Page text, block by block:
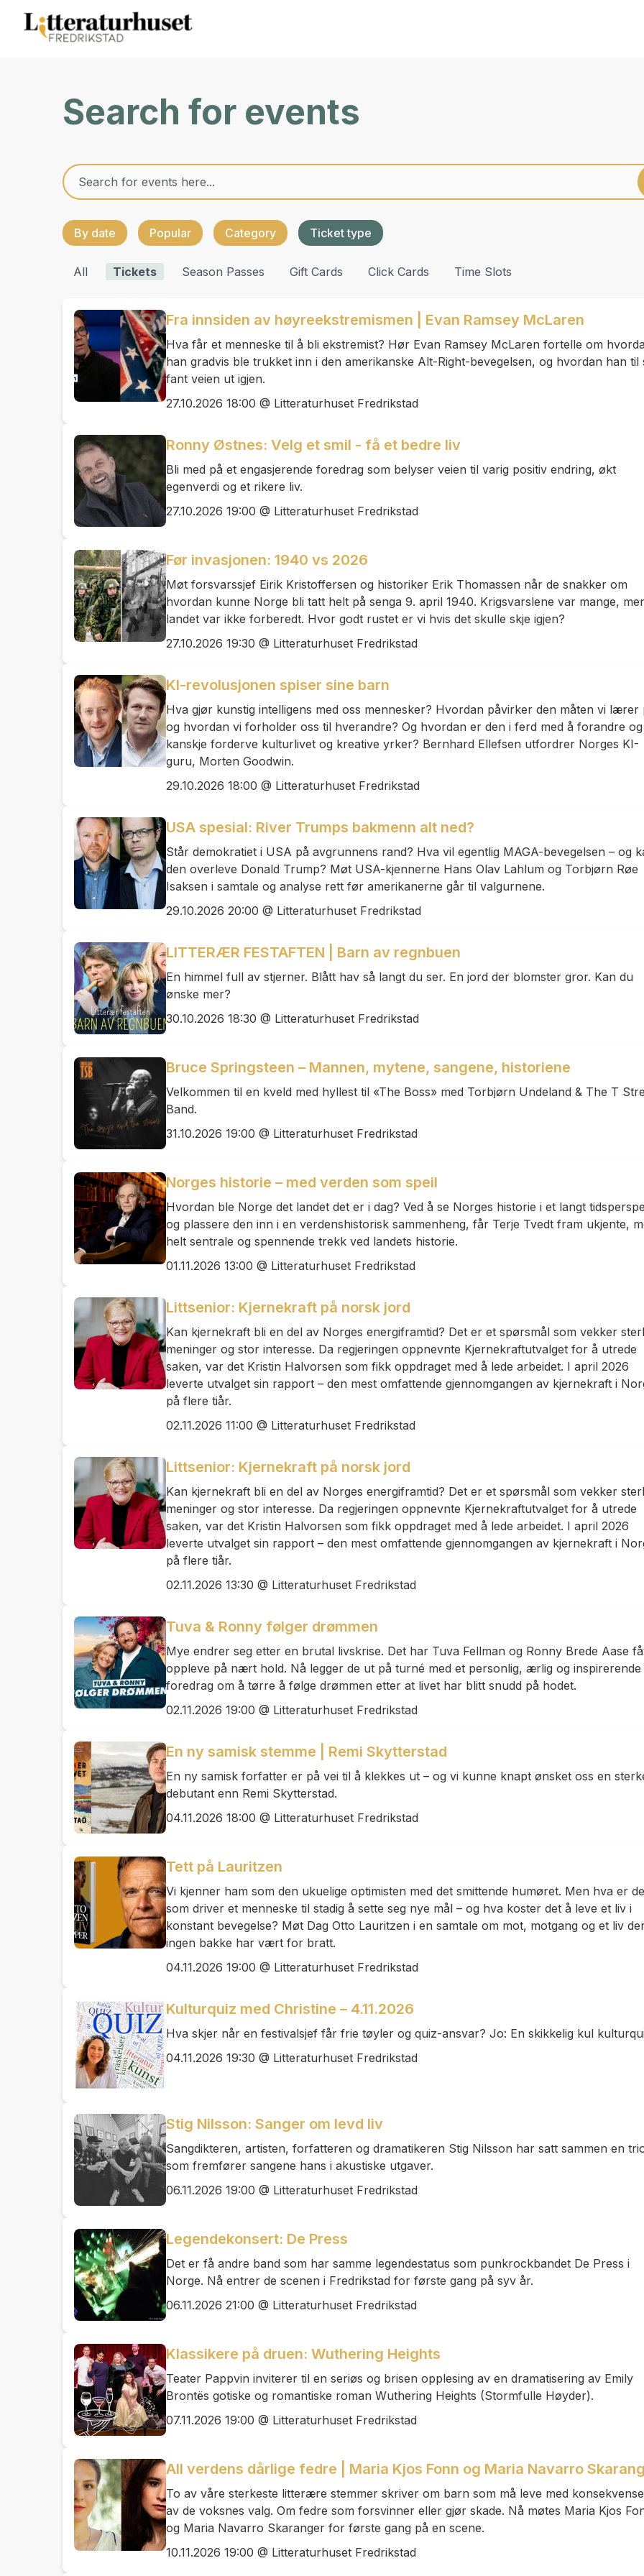
Search for events
By date Popular Category Ticket type
All Tickets Season Passes Gift Cards Click Cards Time Slots
Fra innsiden av høyreekstremismen | Evan Ramsey McLaren
Hva får et menneske til å bli ekstremist? Hør Evan Ramsey McLaren fortelle om
han gradvis ble trukket inn i den amerikanske Alt-Right-bevegelsen, og hvordan han til
fant veien ut igjen.
27.10.2026 18:00 @ Litteraturhuset Fredrikstad
Ronny Østnes: Velg et smil - få et bedre liv
Bli med på et engasjerende foredrag som belyser veien til varig positiv endring, økt
egenverdi og et rikere liv.
27.10.2026 19:00 @ Litteraturhuset Fredrikstad
Før invasjonen: 1940 vs 2026
Møt forsvarssjef Eirik Kristoffersen og historiker Erik Thomassen når de snakker om
hvordan kunne Norge bli tatt helt på senga 9. april 1940. Krigsvarslene var mange,
landet var ikke forberedt. Hvor godt rustet er vi hvis det skulle skje igjen?
27.10.2026 19:30 @ Litteraturhuset Fredrikstad
KI-revolusjonen spiser sine barn
Hva gjør kunstig intelligens med oss mennesker? Hvordan påvirker den måten vi lærer
og hvordan vi forholder oss til hverandre? Og hvordan er den i ferd med å forandre og
kanskje forderve kulturlivet og kreative yrker? Bernhard Ellefsen utfordrer Norges KI-
guru, Morten Goodwin.
29.10.2026 18:00 @ Litteraturhuset Fredrikstad
USA spesial: River Trumps bakmenn alt ned?
Står demokratiet i USA på avgrunnens rand? Hva vil egentlig MAGA-bevegelsen – og
den overleve Donald Trump? Møt USA-kjennerne Hans Olav Lahlum og Torbjørn Røe
Isaksen i samtale og analyse rett før amerikanerne går til valgurnene.
29.10.2026 20:00 @ Litteraturhuset Fredrikstad
LITTERÆR FESTAFTEN | Barn av regnbuen
En himmel full av stjerner. Blått hav så langt du ser. En jord der blomster gror. Kan du
ønske mer?
30.10.2026 18:30 @ Litteraturhuset Fredrikstad
Bruce Springsteen – Mannen, mytene, sangene, historiene
Velkommen til en kveld med hyllest til «The Boss» med Torbjørn Undeland & The T
Band.
31.10.2026 19:00 @ Litteraturhuset Fredrikstad
Norges historie – med verden som speil
Hvordan ble Norge det landet det er i dag? Ved å se Norges historie i et langt
og plassere den inn i en verdenshistorisk sammenheng, får Terje Tvedt fram ukjente,
helt sentrale og spennende trekk ved landets historie.
01.11.2026 13:00 @ Litteraturhuset Fredrikstad
Littsenior: Kjernekraft på norsk jord
Kan kjernekraft bli en del av Norges energiframtid? Det er et spørsmål som vekker
meninger og stor interesse. Da regjeringen oppnevnte Kjernekraftutvalget for å utrede
saken, var det Kristin Halvorsen som fikk oppdraget med å lede arbeidet. I april 2026
leverte utvalget sin rapport – den mest omfattende gjennomgangen av kjernekraft i
på flere tiår.
02.11.2026 11:00 @ Litteraturhuset Fredrikstad
Littsenior: Kjernekraft på norsk jord
Kan kjernekraft bli en del av Norges energiframtid? Det er et spørsmål som vekker
meninger og stor interesse. Da regjeringen oppnevnte Kjernekraftutvalget for å utrede
saken, var det Kristin Halvorsen som fikk oppdraget med å lede arbeidet. I april 2026
leverte utvalget sin rapport – den mest omfattende gjennomgangen av kjernekraft i
på flere tiår.
02.11.2026 13:30 @ Litteraturhuset Fredrikstad
Tuva & Ronny følger drømmen
Mye endrer seg etter en brutal livskrise. Det har Tuva Fellman og Ronny Brede Aase
oppleve på nært hold. Nå legger de ut på turné med et personlig, ærlig og inspirerende
foredrag om å tørre å følge drømmen etter at livet har blitt snudd på hodet.
02.11.2026 19:00 @ Litteraturhuset Fredrikstad
En ny samisk stemme | Remi Skytterstad
En ny samisk forfatter er på vei til å klekkes ut – og vi kunne knapt ønsket oss en
debutant enn Remi Skytterstad.
04.11.2026 18:00 @ Litteraturhuset Fredrikstad
Tett på Lauritzen
Vi kjenner ham som den ukuelige optimisten med det smittende humøret. Men hva er
som driver et menneske til stadig å sette seg nye mål – og hva koster det å leve et liv i
konstant bevegelse? Møt Dag Otto Lauritzen i en samtale om mot, motgang og et liv
ingen bakke har vært for bratt.
04.11.2026 19:00 @ Litteraturhuset Fredrikstad
Kulturquiz med Christine – 4.11.2026
Hva skjer når en festivalsjef får frie tøyler og quiz-ansvar? Jo: En skikkelig kul
04.11.2026 19:30 @ Litteraturhuset Fredrikstad
Stig Nilsson: Sanger om levd liv
Sangdikteren, artisten, forfatteren og dramatikeren Stig Nilsson har satt sammen en
som fremfører sangene hans i akustiske utgaver.
06.11.2026 19:00 @ Litteraturhuset Fredrikstad
Legendekonsert: De Press
Det er få andre band som har samme legendestatus som punkrockbandet De Press i
Norge. Nå entrer de scenen i Fredrikstad for første gang på syv år.
06.11.2026 21:00 @ Litteraturhuset Fredrikstad
Klassikere på druen: Wuthering Heights
Teater Pappvin inviterer til en seriøs og brisen opplesing av en dramatisering av Emily
Brontës gotiske og romantiske roman Wuthering Heights (Stormfulle Høyder).
07.11.2026 19:00 @ Litteraturhuset Fredrikstad
All verdens dårlige fedre | Maria Kjos Fonn og Maria Navarro
To av våre sterkeste litterære stemmer skriver om barn som må leve med
av de voksnes valg. Om fedre som forsvinner eller gjør skade. Nå møtes Maria Kjos
og Maria Navarro Skaranger for første gang på en scene.
10.11.2026 19:00 @ Litteraturhuset Fredrikstad